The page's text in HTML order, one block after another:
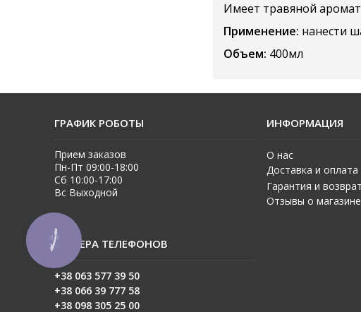
Имеет травяной
Применение: нанести
Объем: 400мл
ГРАФИК РОБОТЫ
Прием заказов
Пн-Пт 09:00-18:00
Сб 10:00-17:00
Вс Выходной
ИНФОРМАЦИЯ
О нас
Доставка и оплата
Гарантия и возврат
Отзывы о магазине
НОМЕРА ТЕЛЕФОНОВ
+38 063 577 39 50
+38 066 39 777 58
+38 098 305 25 00
КНОПКА
ЗВ'ЯЗКУ